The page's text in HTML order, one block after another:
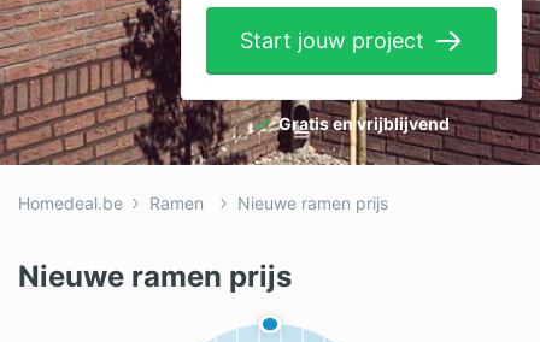
Gevelwerken
Glas
Hekwerken
Hovenier
Isolatie
Loodgieter
Start jouw project
Gratis en vrijblijvend
Homedeal.be Ramen Nieuwe ramen prijs
Nieuwe ramen prijs